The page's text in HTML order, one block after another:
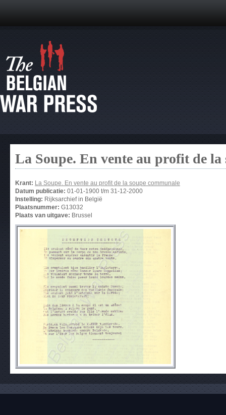
La Soupe. En vente au profit de la
Krant: La Soupe. En vente au profit de la soupe communale
Datum publicatie: 01-01-1900 t/m 31-12-2000
Instelling: Rijksarchief in België
Plaatsnummer: G13032
Plaats van uitgave: Brussel